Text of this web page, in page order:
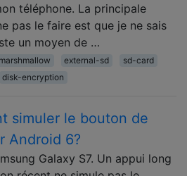
téléphone. La principale
pas le faire est que je ne sais
un moyen de …
external-sd
sd-card
disk-encryption
simuler le bouton de
Android 6?
Galaxy S7. Un appui long